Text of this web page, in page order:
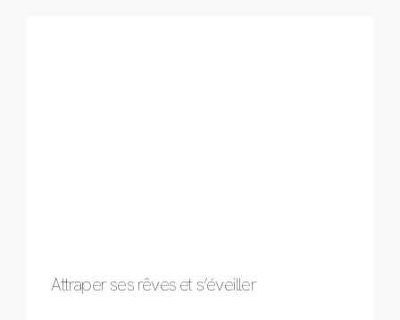
Attraper ses rêves et s’éveiller